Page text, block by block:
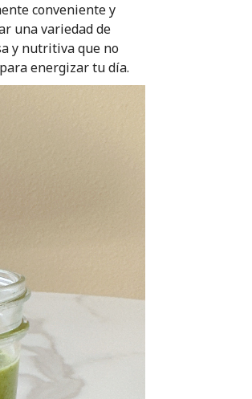
conveniente y
una variedad de
y nutritiva que no
energizar tu día.